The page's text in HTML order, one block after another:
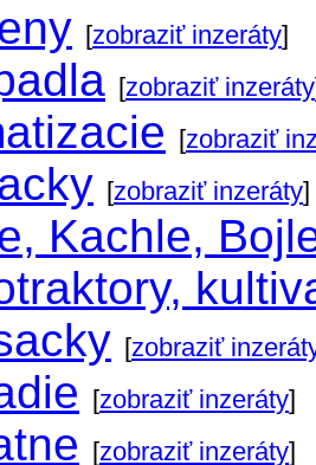
[zobraziť inzeráty]
[zobraziť inzeráty
[zobraziť
[zobraziť inzeráty]
Kachle,
[zobraziť
[zobraziť inzeráty]
[zobraziť inzeráty]